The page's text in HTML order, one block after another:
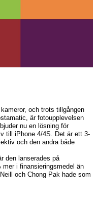
och trots tillgången
är fotoupplevelsen
nu en lösning för
till iPhone 4/4S. Det är ett 3-
och den andra både
den lanserades på
i finansieringsmedel än
och Chong Pak hade som